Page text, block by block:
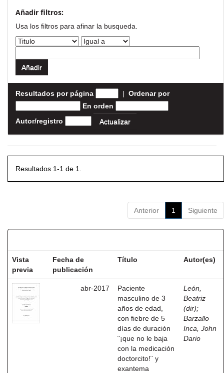
Añadir filtros:
Usa los filtros para afinar la busqueda.
Resultados por página | Ordenar por
En orden
Autor/registro
Resultados 1-1 de 1.
Anterior 1 Siguiente
Vista
previa
Fecha de
publicación
Título Autor(es)
abr-2017
Paciente
masculino de 3
años de edad,
con fiebre de 5
días de duración
¨¡que no le baja
con la medicación
doctorcito!¨ y
exantema
León,
Beatriz
(dir);
Barzallo
Inca, John
Dario